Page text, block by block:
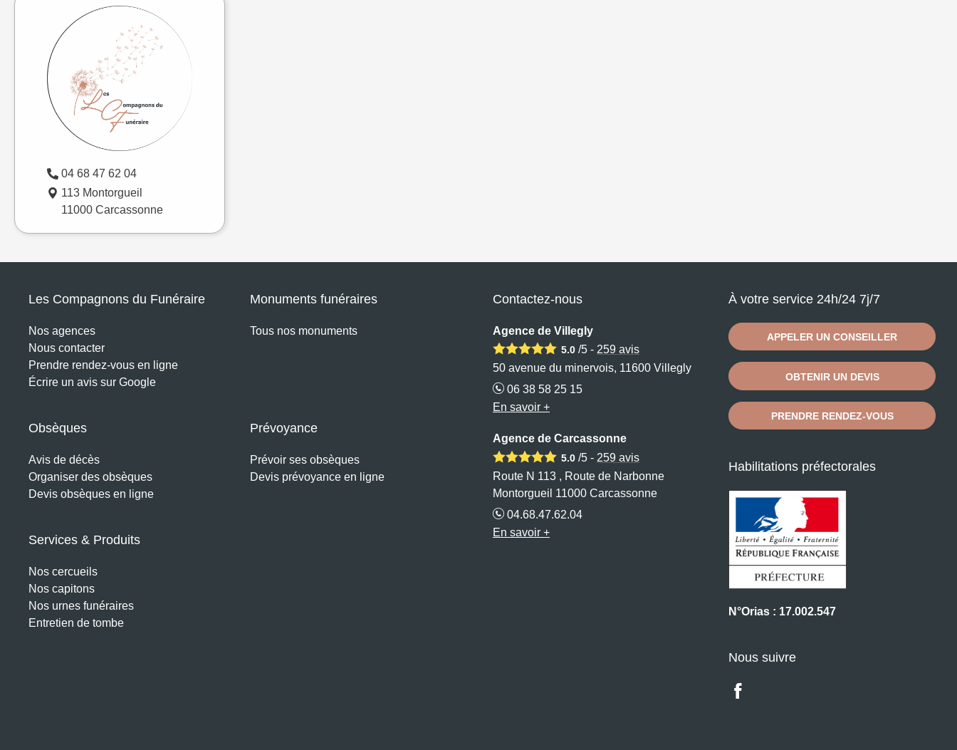
04 68 47 62 04
113 Montorgueil
11000 Carcassonne
Les Compagnons du Funéraire
Nos agences
Nous contacter
Prendre rendez-vous en ligne
Écrire un avis sur Google
Monuments funéraires
Tous nos monuments
Obsèques
Avis de décès
Organiser des obsèques
Devis obsèques en ligne
Prévoyance
Prévoir ses obsèques
Devis prévoyance en ligne
Services & Produits
Nos cercueils
Nos capitons
Nos urnes funéraires
Entretien de tombe
Contactez-nous
Agence de Villegly
5.0 /5 - 259 avis
50 avenue du minervois, 11600 Villegly
06 38 58 25 15
En savoir +
Agence de Carcassonne
5.0 /5 - 259 avis
Route N 113 , Route de Narbonne
Montorgueil 11000 Carcassonne
04.68.47.62.04
En savoir +
À votre service 24h/24 7j/7
APPELER UN CONSEILLER
OBTENIR UN DEVIS
PRENDRE RENDEZ-VOUS
Habilitations préfectorales
N°Orias : 17.002.547
Nous suivre